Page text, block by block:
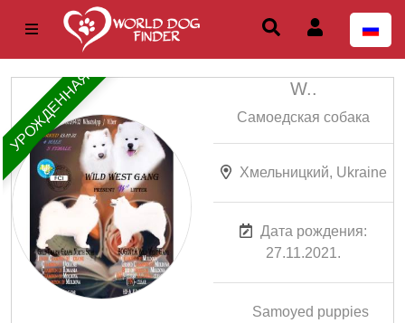
УРОЖДЕННАЯ W..
Самоедская собака
Хмельницкий, Ukraine
Дата рождения:
27.11.2021.
Samoyed puppies